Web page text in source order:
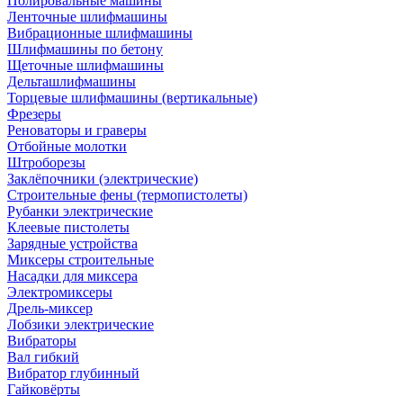
Ленточные шлифмашины
Вибрационные шлифмашины
Шлифмашины по бетону
Щеточные шлифмашины
Дельташлифмашины
Торцевые шлифмашины (вертикальные)
Фрезеры
Реноваторы и граверы
Отбойные молотки
Штроборезы
Заклёпочники (электрические)
Строительные фены (термопистолеты)
Рубанки электрические
Клеевые пистолеты
Зарядные устройства
Миксеры строительные
Насадки для миксера
Электромиксеры
Дрель-миксер
Лобзики электрические
Вибраторы
Вал гибкий
Вибратор глубинный
Гайковёрты